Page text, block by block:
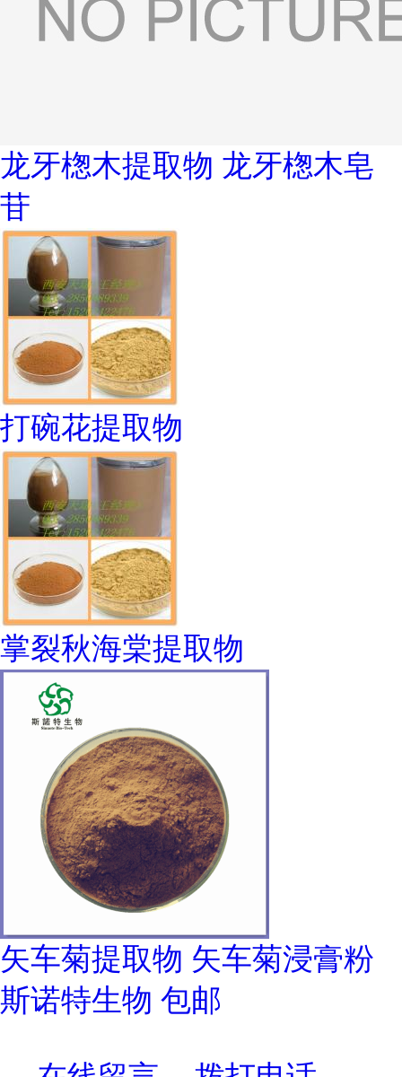
龙牙楤木提取物 龙牙楤木皂
苷
打碗花提取物
掌裂秋海棠提取物
矢车菊提取物 矢车菊浸膏粉
斯诺特生物 包邮